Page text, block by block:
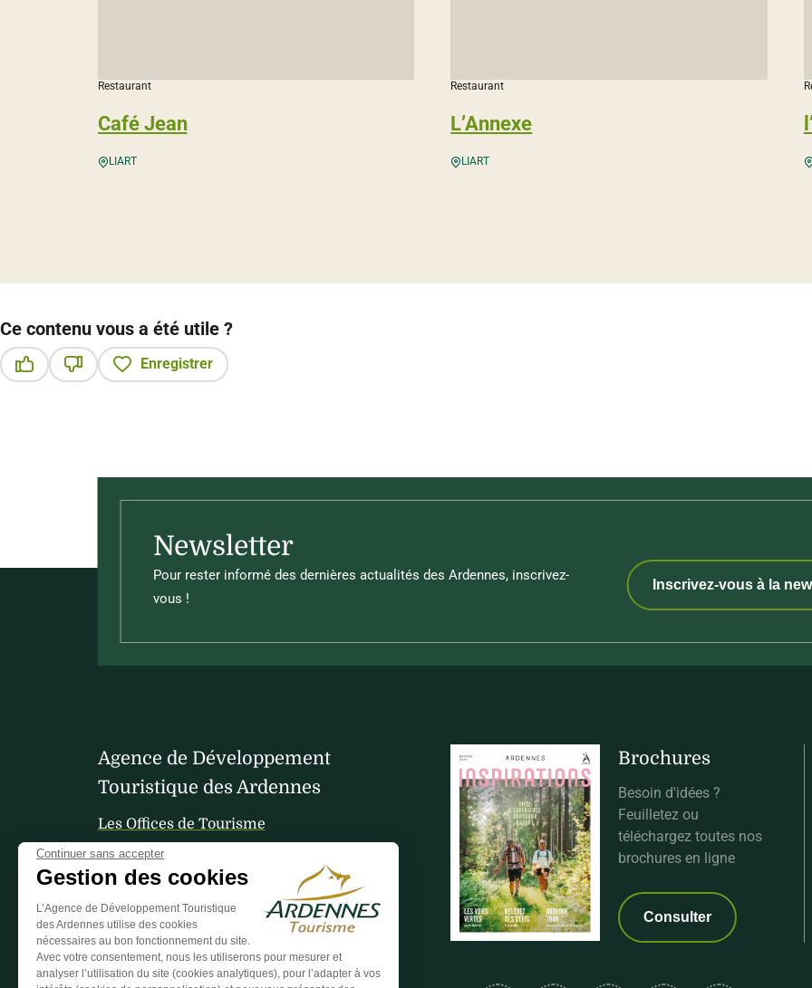
Café Jean
Restaurant
LIART
L’Annexe
Restaurant
LIART
Ce contenu vous a été utile ?
Enregistrer
Newsletter
Pour rester informé des dernières actualités des Ardennes, inscrivez-
vous !
Inscrivez-vous à la
Agence de Développement
Touristique des Ardennes
Les Offices de Tourisme
Votre avis nous interesse
Brochures
Besoin d'idées ?
Feuilletez ou
téléchargez toutes nos
brochures en ligne
Consulter
Continuer sans accepter
Gestion des cookies
L’Agence de Développement Touristique
des Ardennes utilise des cookies
nécessaires au bon fonctionnement du site.
Avec votre consentement, nous les utiliserons pour mesurer et
analyser l’utilisation du site (cookies analytiques), pour l’adapter à vos